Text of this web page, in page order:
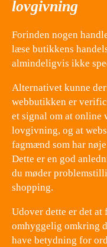
lovgivning
Forinden nogen
læse butikkens
almindeligvis ikke
Alternativet kunne
webbutikken er
et signal om at online
lovgivning, og at
fagmænd som har
Dette er en god
du møder
shopping.
Udover dette er det
omhyggelig omkring
have betydning for